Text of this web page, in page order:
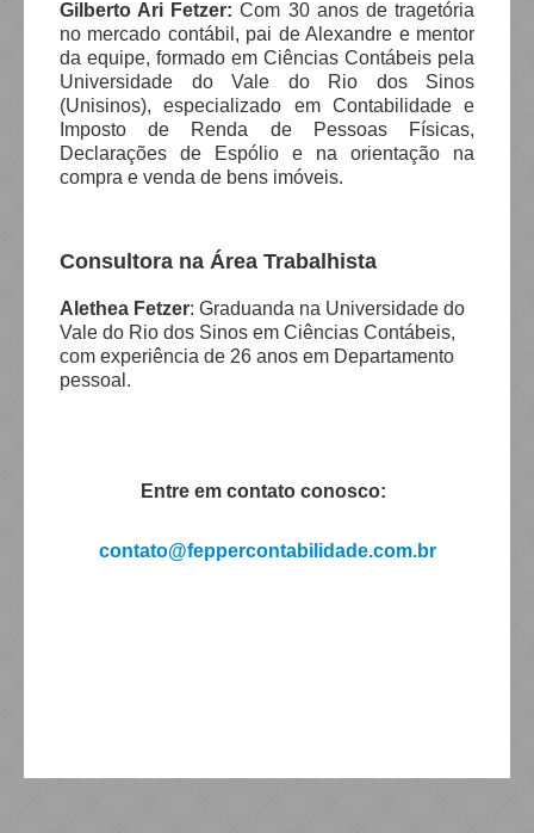
Gilberto Ari Fetzer: Com 30 anos de tragetória
no mercado contábil, pai de Alexandre e mentor
da equipe, formado em Ciências Contábeis pela
Universidade do Vale do Rio dos Sinos
(Unisinos), especializado em Contabilidade e
Imposto de Renda de Pessoas Físicas,
Declarações de Espólio e na orientação na
compra e venda de bens imóveis.
Consultora na Área Trabalhista
Alethea Fetzer: Graduanda na Universidade do
Vale do Rio dos Sinos em Ciências Contábeis,
com experiência de 26 anos em Departamento
pessoal.
Entre em contato conosco:
contato@feppercontabilidade.com.br